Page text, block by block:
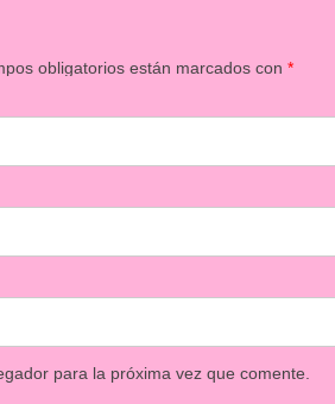
obligatorios están marcados con*
para la próxima vez que comente.